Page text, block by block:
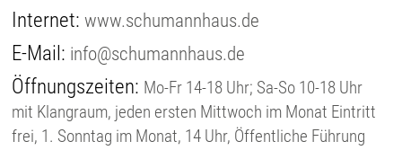
Internet:www.schumannhaus.de
E-Mail: info@schumannhaus.de
Öffnungszeiten: Mo-Fr 14-18 Uhr; Sa-So 10-18 Uhr
mit Klangraum, jeden ersten Mittwoch im Monat Eintritt
frei, 1. Sonntag im Monat, 14 Uhr, Öffentliche Führung